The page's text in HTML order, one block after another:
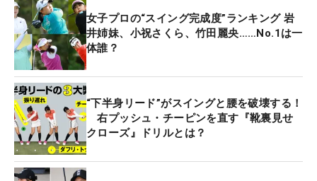
女子プロの“スイング完成度”ランキング 岩
井姉妹、小祝さくら、竹田麗央……No.1は一
体誰？
“下半身リード”がスイングと腰を破壊する！
右プッシュ・チーピンを直す『靴裏見せ
クローズ』ドリルとは？